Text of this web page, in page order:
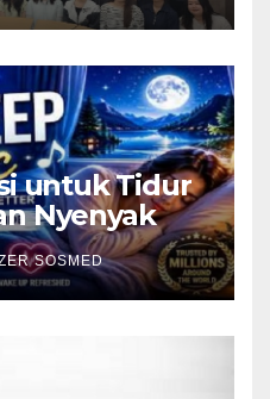
untuk Tidur
Nyenyak
SOSMED